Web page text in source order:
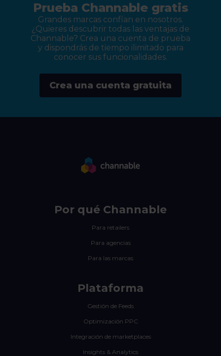
Prueba Channable gratis
Grandes marcas confían en nosotros.
¿Quieres descubrir todas las ventajas de
Channable? Crea una cuenta de prueba
y dispondrás de tiempo ilimitado para
conocer sus funcionalidades.
Crea una cuenta gratuita
Por qué Channable
Para retailers
Para agencias
Para las marcas
Plataforma
Gestión de Feeds
Optimización PPC
Integración de marketplaces
Insights & Analytics